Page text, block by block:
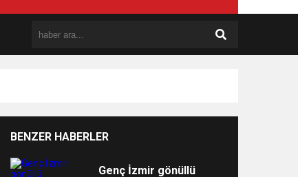
BENZER HABERLER
Genç İzmir gönüllü